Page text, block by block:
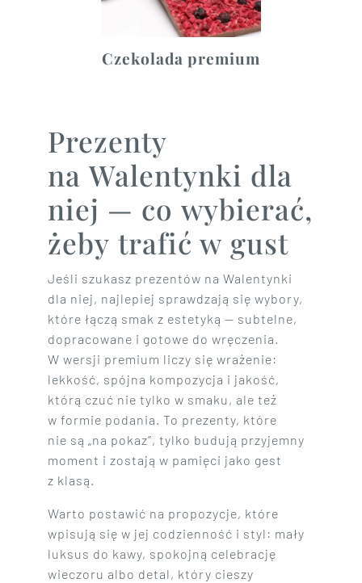
Czekolada premium
Prezenty
na Walentynki dla
niej — co wybierać,
żeby trafić w gust
Jeśli szukasz prezentów na Walentynki
dla niej, najlepiej sprawdzają się wybory,
które łączą smak z estetyką — subtelne,
dopracowane i gotowe do wręczenia.
W wersji premium liczy się wrażenie:
lekkość, spójna kompozycja i jakość,
którą czuć nie tylko w smaku, ale też
w formie podania. To prezenty, które
nie są „na pokaz”, tylko budują przyjemny
moment i zostają w pamięci jako gest
z klasą.
Warto postawić na propozycje, które
wpisują się w jej codzienność i styl: mały
luksus do kawy, spokojną celebrację
wieczoru albo detal, który cieszy